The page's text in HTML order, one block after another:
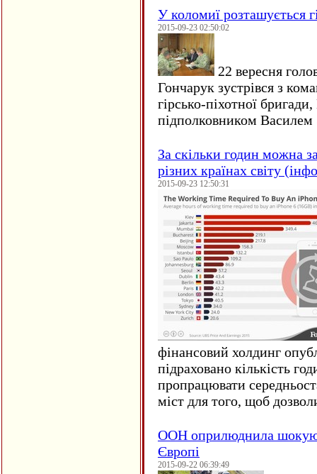
У коломиї розташується
2015-09-23 02:50:02
22 вересня
Гончарук зустрівся з
гірсько-піхотної
підполковником
За скільки годин можна
різних країнах світу
2015-09-23 12:50:31
фінансовий холдинг
підраховано кількість
пропрацювати
міст для того, щоб
ООН оприлюднила
Європі
2015-09-22 06:39:49